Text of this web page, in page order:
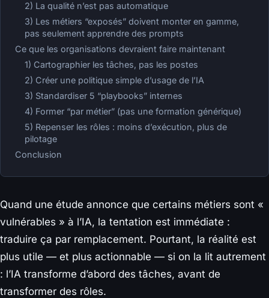
2) La qualité n’est pas automatique
3) Les métiers “exposés” doivent monter en gamme,
pas seulement apprendre des prompts
Ce que les organisations devraient faire maintenant
1) Cartographier les tâches, pas les postes
2) Créer une politique simple d’usage de l’IA
3) Standardiser 5 “playbooks” internes
4) Former “par métier” (pas une formation générique)
5) Repenser les rôles : moins d’exécution, plus de
pilotage
Conclusion
Quand une étude annonce que certains métiers sont «
vulnérables » à l’IA, la tentation est immédiate :
traduire ça par remplacement. Pourtant, la réalité est
plus utile — et plus actionnable — si on la lit autrement
: l’IA transforme d’abord des tâches, avant de
transformer des rôles.